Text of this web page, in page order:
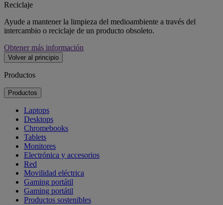
Reciclaje
Ayude a mantener la limpieza del medioambiente a través del
intercambio o reciclaje de un producto obsoleto.
Obtener más información
Volver al principio
Productos
Productos
Laptops
Desktops
Chromebooks
Tablets
Monitores
Electrónica y accesorios
Red
Movilidad eléctrica
Gaming portátil
Gaming portátil
Productos sostenibles